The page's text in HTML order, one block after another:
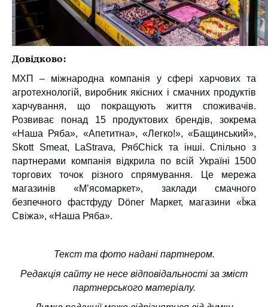
Довідково:
МХП – міжнародна компанія у сфері харчових та
агротехнологій, виробник якісних і смачних продуктів
харчування, що покращують життя споживачів.
Розвиває понад 15 продуктових брендів, зокрема
«Наша Ряба», «Апетитна», «Легко!», «Бащинський»,
Skott Smeat, LaStrava, РябChick та інші. Спільно з
партнерами компанія відкрила по всій Україні 1500
торгових точок різного спрямування. Це мережа
магазинів «Мʼясомаркет», заклади смачного
безпечного фастфуду Döner Маркет, магазини «Їжа
Свіжа», «Наша Ряба».
Текст та фото надані партнером.
Редакція сайту не несе відповідальності за зміст
партнерського матеріалу.